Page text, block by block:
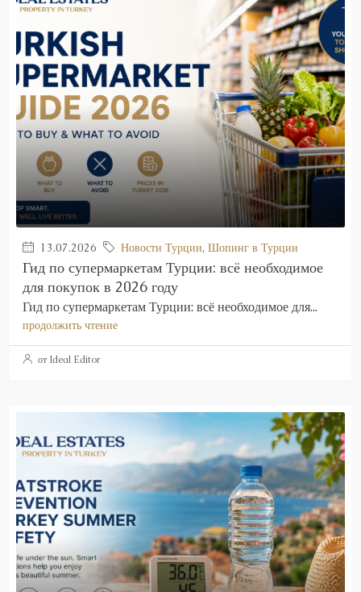
13.07.2026 Новости Турции, Шопинг в Турции
Гид по супермаркетам Турции: всё необходимое
для покупок в 2026 году
Гид по супермаркетам Турции: всё необходимое для...
продолжить чтение
от Ideal Editor